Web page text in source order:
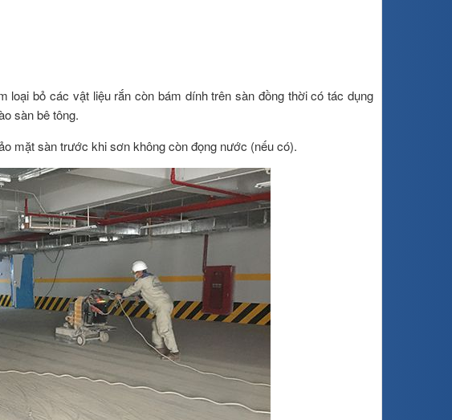
bỏ các vật liệu rắn còn bám dính trên sàn đồng thời có tác dụng
sàn bê tông.
mặt sàn trước khi sơn không còn đọng nước (nếu có).